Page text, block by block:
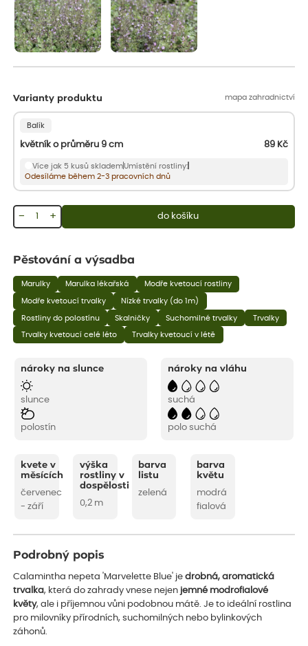
Varianty produktu mapa zahradnictví
Balík
květník o průměru 9 cm 89 Kč
Více jak 5 kusů sklademUmístění rostliny:
Odesíláme během 2-3 pracovních dnů
+
− do košíku
Pěstování a výsadba
Marulky Marulka lékařská Modře kvetoucí rostliny
Modře kvetoucí trvalky Nízké trvalky (do 1m)
Rostliny do polostínu Skalničky Suchomilné trvalky Trvalky
Trvalky kvetoucí celé léto Trvalky kvetoucí v létě
nároky na slunce
slunce
polostín
nároky na vláhu
suchá
polo suchá
kvete v
měsících
červenec
- září
výška
rostliny v
dospělosti
0,2 m
barva
listu
zelená
barva
květu
modrá
fialová
Podrobný popis
Calamintha nepeta 'Marvelette Blue' jedrobná, aromatická
trvalka, která do zahrady vnese nejen jemné modrofialové
květy, ale i příjemnou vůni podobnou mátě. Je to ideální rostlina
pro milovníky přírodních, suchomilných nebo bylinkových
záhonů.